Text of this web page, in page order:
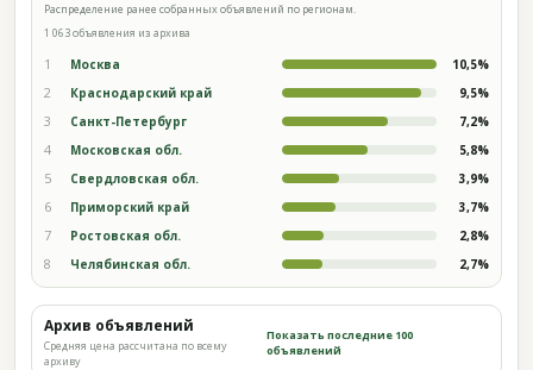
Распределение ранее собранных объявлений по регионам.
1 063 объявления из архива
1 Москва 10,5%
2 Краснодарский край 9,5%
3 Санкт-Петербург 7,2%
4 Московская обл. 5,8%
5 Свердловская обл. 3,9%
6 Приморский край 3,7%
7 Ростовская обл. 2,8%
8 Челябинская обл. 2,7%
Архив объявлений
Средняя цена рассчитана по всему
архиву
Показать последние 100
объявлений